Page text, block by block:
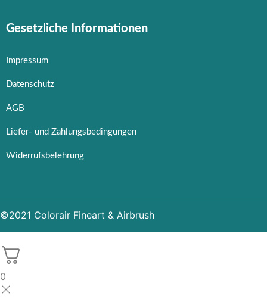
Gesetzliche Informationen
Impressum
Datenschutz
AGB
Liefer- und Zahlungsbedingungen
Widerrufsbelehrung
©2021 Colorair Fineart & Airbrush
0